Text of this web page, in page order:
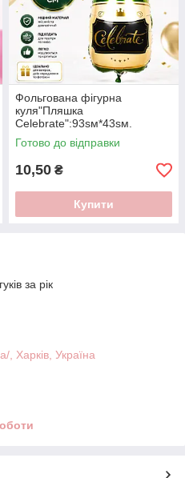
Фольгована фігурна
куля"Пляшка
Celebrate":93sм*43sм.
Готово до відправки
10,50 ₴
Купити
за рік
Харків, Україна